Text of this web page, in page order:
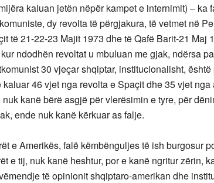
kaluan jetën nëpër kampet e internimit) – ka
dy revolta të përgjakura, të vetmet në
të 21-22-23 Majit 1973 dhe të Qafë Barit-21 Maj
ndodhën revoltat u mbuluan me gjak, ndërsa
30 vjeçar shqiptar, institucionalisht,
46 vjet nga revolta e Spaçit dhe 35 vjet
nuk kanë bërë asgjë për vlerësimin e tyre, për
ende nuk kanë kërkuar as falje.
falë këmbënguljes të ish burgosur
e tij, nuk kanë heshtur, por e kanë ngritur zërin,
të opinionit shqiptaro-amerikan dhe